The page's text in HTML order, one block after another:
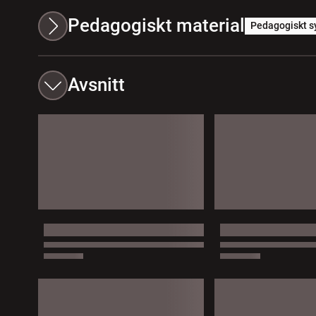
Pedagogiskt material Pedagogiskt
Avsnitt